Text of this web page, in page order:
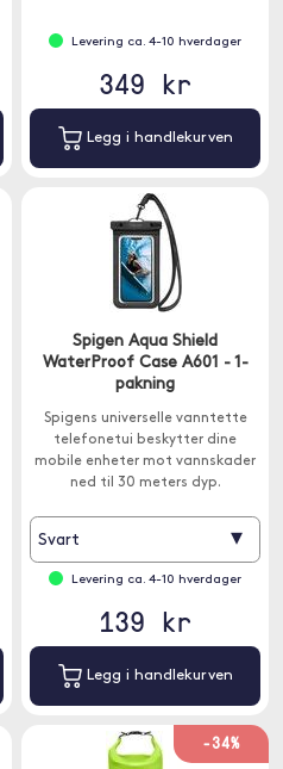
Levering ca. 4-10 hverdager
349 kr
Legg i handlekurven
Spigen Aqua Shield
WaterProof Case A601 - 1-
pakning
Spigens universelle vanntette
telefonetui beskytter dine
mobile enheter mot vannskader
ned til 30 meters dyp.
Svart ▾
Levering ca. 4-10 hverdager
139 kr
Legg i handlekurven
-34%